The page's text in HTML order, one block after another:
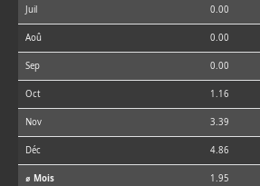
Juil 0.00
Aoû 0.00
Sep 0.00
Oct 1.16
Nov 3.39
Déc 4.86
⌀ Mois 1.95